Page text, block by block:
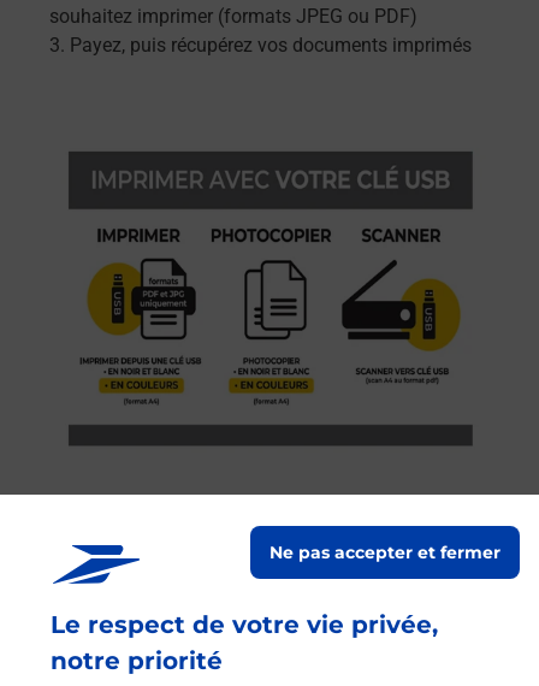
Le respect de votre vie privée,
notre priorité
Ne pas accepter et fermer
souhaitez imprimer (formats JPEG ou PDF)
Payez, puis récupérez vos documents imprimés
Services
En savoir plus